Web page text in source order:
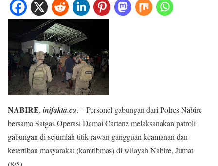
NABIRE, inifakta.co, – Personel gabungan dari Polres Nabire
bersama Satgas Operasi Damai Cartenz melaksanakan patroli
gabungan di sejumlah titik rawan gangguan keamanan dan
ketertiban masyarakat (kamtibmas) di wilayah Nabire, Jumat
(8/5).